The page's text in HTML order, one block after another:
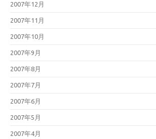
2007年12月
2007年11月
2007年10月
2007年9月
2007年8月
2007年7月
2007年6月
2007年5月
2007年4月